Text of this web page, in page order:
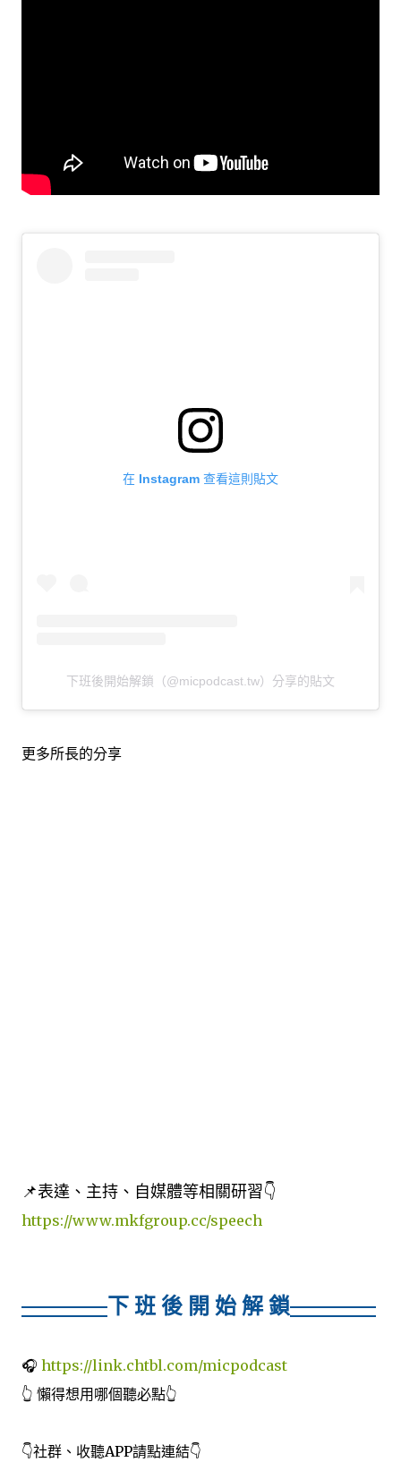
在 Instagram 查看這則貼文
下班後開始解鎖（@micpodcast.tw）分享的貼文
更多所長的分享
📌表達、主持、自媒體等相關研習👇
https://www.mkfgroup.cc/speech
下 班 後 開 始 解 鎖
🎧 https://link.chtbl.com/micpodcast
👆 懶得想用哪個聽必點👆
👇社群、收聽APP請點連結👇